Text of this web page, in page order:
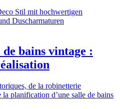
bains vintage :
de la robinetterie
planification d’une salle de bains